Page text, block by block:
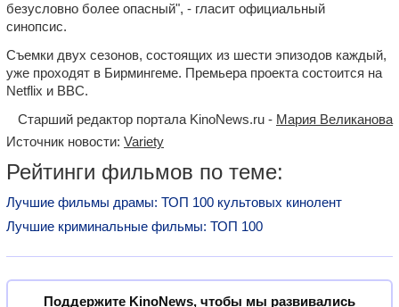
безусловно более опасный", - гласит официальный
синопсис.
Съемки двух сезонов, состоящих из шести эпизодов каждый,
уже проходят в Бирмингеме. Премьера проекта состоится на
Netflix и BBC.
Старший редактор портала KinoNews.ru - Мария Великанова
Источник новости: Variety
Рейтинги фильмов по теме:
Лучшие фильмы драмы: ТОП 100 культовых кинолент
Лучшие криминальные фильмы: ТОП 100
Поддержите KinoNews, чтобы мы развивались